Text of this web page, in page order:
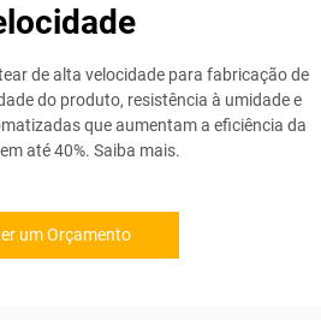
de alta velocidade para fabricação de
do produto, resistência à umidade e
que aumentam a eficiência da
até 40%. Saiba mais.
um Orçamento